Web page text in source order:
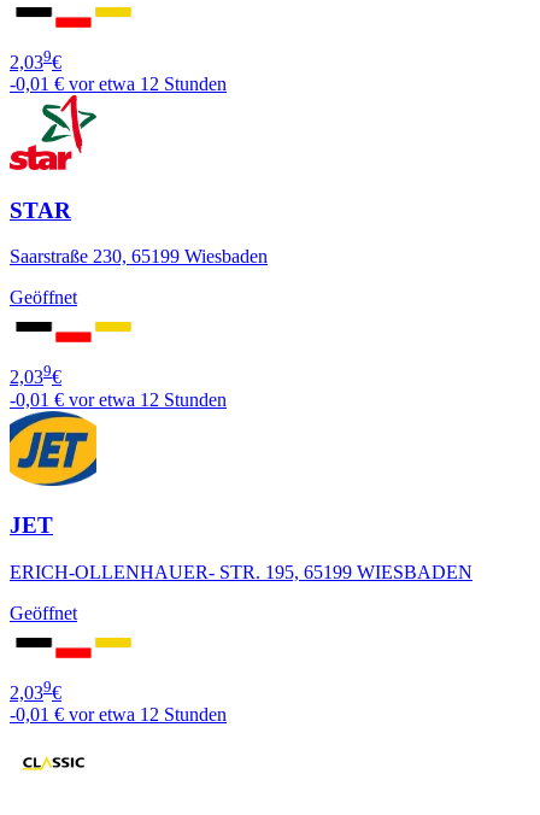
2,039€
-0,01 € vor etwa 12 Stunden
STAR
Saarstraße 230, 65199 Wiesbaden
Geöffnet
2,039€
-0,01 € vor etwa 12 Stunden
JET
ERICH-OLLENHAUER- STR. 195, 65199 WIESBADEN
Geöffnet
2,039€
-0,01 € vor etwa 12 Stunden